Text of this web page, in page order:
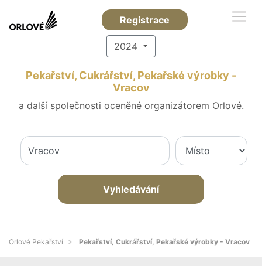
Registrace
2024
Pekařství, Cukrářství, Pekařské výrobky -
Vracov
a další společnosti oceněné organizátorem Orlové.
Vyhledávání
Orlové Pekařství Pekařství, Cukrářství, Pekařské výrobky - Vracov